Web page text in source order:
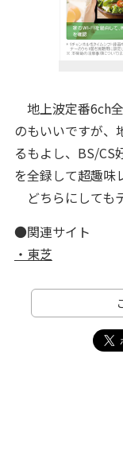
地上波定番6ch
のもいいですが、
るもよし、BS/CS
を全録して超趣味
どちらにしても
●関連サイト
・東芝